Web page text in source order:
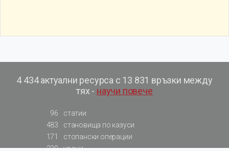
4 434 актуални ресурса с 13 831 връзки между
тях - научи повече
96
статии
483
становища по казуси
171
стопански операции
230
уроци